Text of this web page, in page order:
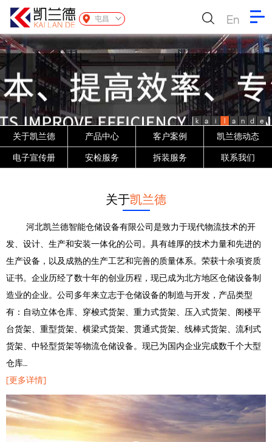
屯昌 En
k a i l a n d e
关于凯兰德 产品中心 客户案例 凯兰德动态
电子宣传册 安检服务 拆装服务 联系我们
关于凯兰德
河北凯兰德智能仓储设备有限公司是致力于现代物流技术的开
发、设计、生产和安装一体化的公司。具有雄厚的技术力量和先进的
生产设备，以及成熟的生产工艺和完善的质量体系。荣获十余项资质
证书。企业历经了数十年的创业历程，现已成为北方地区仓储设备制
造业的企业。公司多年来立志于仓储设备的制造与开发，产品类型
有：自动立体仓库、穿梭式货架、重力式货架、压入式货架、阁楼平
台货架、重型货架、横梁式货架、贯通式货架、线棒式货架、流利式
货架、中轻型货架等物流仓储设备。现已为国内企业完成数千个大型
仓库…
[更多详情]